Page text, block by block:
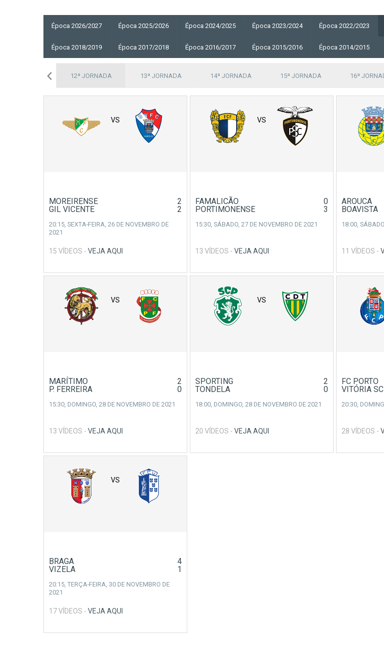
Época 2026/2027 Época 2025/2026 Época 2024/2025 Época 2023/2024 Época 2022/2023
Época 2018/2019 Época 2017/2018 Época 2016/2017 Época 2015/2016 Época 2014/2015
12ª JORNADA 13ª JORNADA 14ª JORNADA 15ª JORNADA 16ª
VS
MOREIRENSE
2
GIL VICENTE
2
20:15, SEXTA-FEIRA, 26 DE NOVEMBRO DE
2021
15 VÍDEOS - VEJA AQUI
VS
FAMALICÃO
0
PORTIMONENSE
3
15:30, SÁBADO, 27 DE NOVEMBRO DE 2021
13 VÍDEOS - VEJA AQUI
AROUCA
BOAVISTA
18:00,
11 VÍDEOS -
VS
MARÍTIMO
2
P. FERREIRA
0
15:30, DOMINGO, 28 DE NOVEMBRO DE 2021
13 VÍDEOS - VEJA AQUI
VS
SPORTING
2
TONDELA
0
18:00, DOMINGO, 28 DE NOVEMBRO DE 2021
20 VÍDEOS - VEJA AQUI
FC PORTO
VITÓRIA SC
20:30,
28 VÍDEOS -
VS
BRAGA
4
VIZELA
1
20:15, TERÇA-FEIRA, 30 DE NOVEMBRO DE
2021
17 VÍDEOS - VEJA AQUI